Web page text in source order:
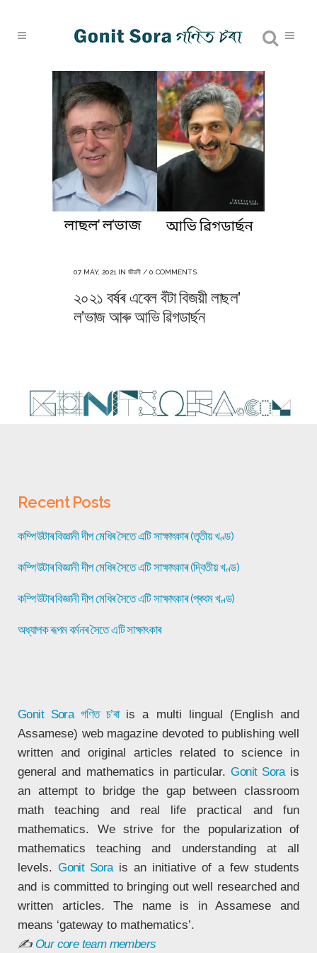
07 MAY, 2021IN জীৱনী / 0 COMMENTS
২০২১ বৰ্ষৰ এবেল বঁটা বিজয়ী লাছল’
ল’ভাজ আৰু আভি ৱিগডাৰ্ছন
Recent Posts
কম্পিউটাৰ বিজ্ঞানী দীপ মেধিৰ সৈতে এটি সাক্ষাৎকাৰ (তৃতীয় খণ্ড)
কম্পিউটাৰ বিজ্ঞানী দীপ মেধিৰ সৈতে এটি সাক্ষাৎকাৰ (দ্বিতীয় খণ্ড)
কম্পিউটাৰ বিজ্ঞানী দীপ মেধিৰ সৈতে এটি সাক্ষাৎকাৰ (প্ৰথম খণ্ড)
অধ্যাপক ৰূপম বৰ্মনৰ সৈতে এটি সাক্ষাৎকাৰ
Gonit Sora গণিত চ’ৰাis a multi lingual (English and
Assamese) web magazine devoted to publishing well
written and original articles related to science in
general and mathematics in particular.Gonit Sorais
an attempt to bridge the gap between classroom
math teaching and real life practical and fun
mathematics. We strive for the popularization of
mathematics teaching and understanding at all
levels.Gonit Sorais an initiative of a few students
and is committed to bringing out well researched and
written articles. The name is in Assamese and
means ‘gateway to mathematics’.
✍ Our core team members